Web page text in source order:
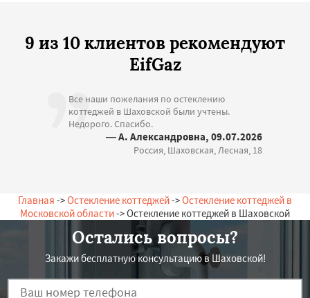
9 из 10 клиентов рекомендуют
EifGaz
Все наши пожелания по остеклению
коттеджей в Шаховской были учтены.
Недорого. Спасибо.
— А. Александровна, 09.07.2026
Россия, Шаховская, Лесная, 18
Главная ->Остекление коттеджей->Остекление коттеджей в
Московской области-> Остекление коттеджей в Шаховской
Остались вопросы?
Закажи бесплатную консультацию в Шаховской!